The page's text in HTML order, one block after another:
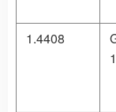
1.4408